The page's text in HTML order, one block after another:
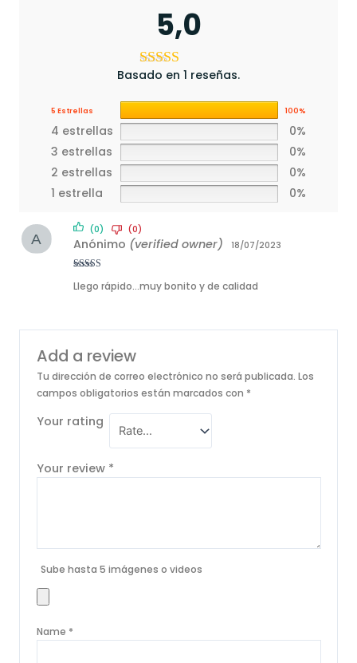
5,0
Basado en 1 reseñas.
5 Estrellas 100%
4 estrellas
0%
3 estrellas
0%
2 estrellas
0%
1 estrella
0%
of 5
Anónimo (verified owner) 18/07/2023
Llego rápido…muy bonito y de calidad
(0) (0)
Add a review
Tu dirección de correo electrónico no será publicada. Los
campos obligatorios están marcados con *
Your rating
Your review *
Sube hasta 5 imágenes o videos
Name *